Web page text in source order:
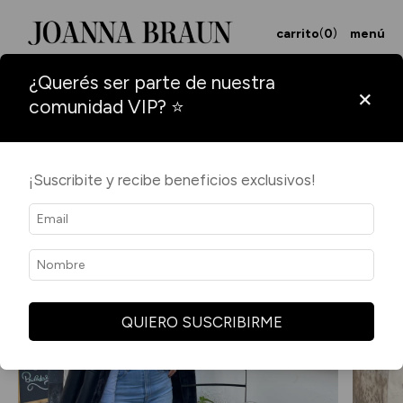
menú
carrito(0)
¿Querés ser parte de nuestra
comunidad VIP? ⭐
×
¡Suscribite y recibe beneficios exclusivos!
QUIERO SUSCRIBIRME